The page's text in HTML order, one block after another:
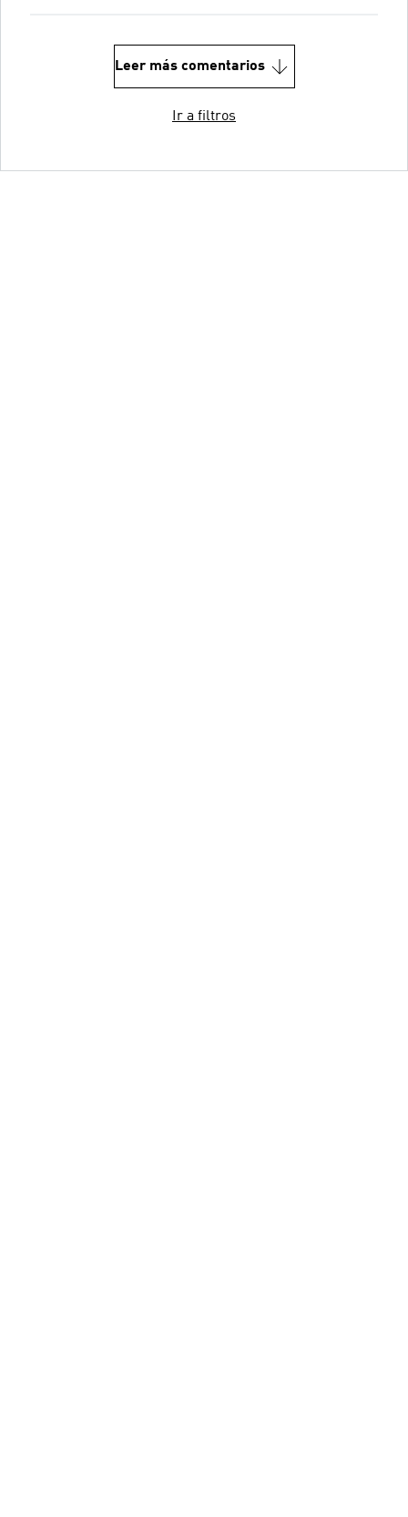
Leer más comentarios
Ir a filtros